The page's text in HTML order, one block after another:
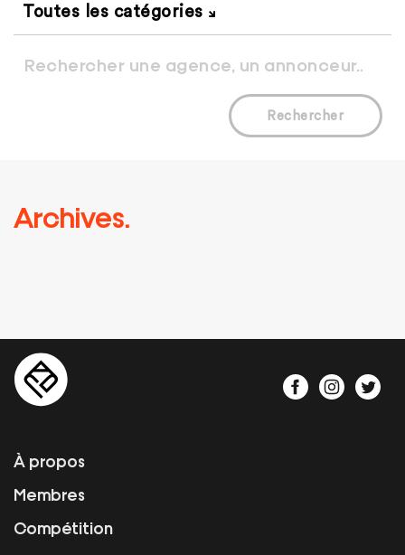
Toutes les catégories
Rechercher
Archives.
À propos
Membres
Compétition